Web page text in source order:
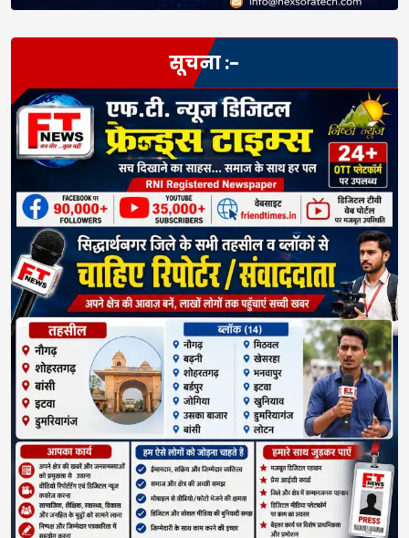
सूचना :-